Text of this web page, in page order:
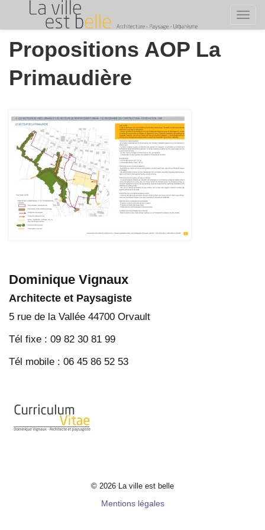
content
Propositions AOP La
Primaudière
Dominique Vignaux
Architecte et Paysagiste
5 rue de la Vallée 44700 Orvault
Tél fixe : 09 82 30 81 99
Tél mobile : 06 45 86 52 53
© 2026 La ville est belle
Mentions légales